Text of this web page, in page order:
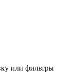
или фильтры